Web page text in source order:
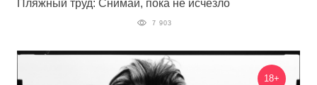
Пляжный труд: Снимай, пока не исчезло
7 903
18+